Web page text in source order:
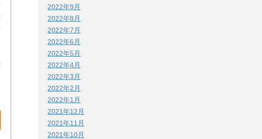
2022年9月
2022年8月
2022年7月
2022年6月
2022年5月
2022年4月
2022年3月
2022年2月
2022年1月
2021年12月
2021年11月
2021年10月